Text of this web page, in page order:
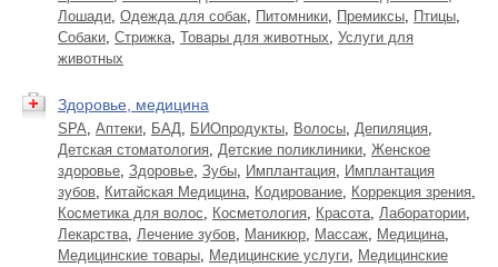
Лошади, Одежда для собак, Питомники, Премиксы, Птицы,
Собаки, Стрижка, Товары для животных, Услуги для
животных
Здоровье, медицина
SPA, Аптеки, БАД, БИОпродукты, Волосы, Депиляция,
Детская стоматология, Детские поликлиники, Женское
здоровье, Здоровье, Зубы, Имплантация, Имплантация
зубов, Китайская Медицина, Кодирование, Коррекция зрения,
Косметика для волос, Косметология, Красота, Лаборатории,
Лекарства, Лечение зубов, Маникюр, Массаж, Медицина,
Медицинские товары, Медицинские услуги, Медицинские